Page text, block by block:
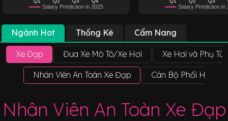
Salary Prediction in 2025 Salary Prediction in
Ngành Hot Thống Kê Cẩm Nang
Xe Đạp Đua Xe Mô Tô/Xe Hơi Xe Hơi và Phụ
Nhân Viên An Toàn Xe Đạp Cán Bộ Phối Hợp
Nhân Viên An Toàn Xe Đạp